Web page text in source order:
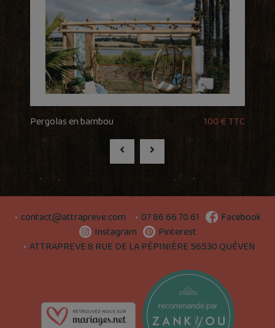
Pergolas en bambou 100 € TTC
contact@attrapreve.com 07 86 66 70 61 Facebook
Instagram Pinterest
ATTRAPREVE 8 RUE DE LA PÉPINIÈRE 56530 QUÉVEN